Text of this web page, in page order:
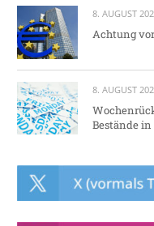
8. AUGUST
Achtung
8. AUGUST
Bestände